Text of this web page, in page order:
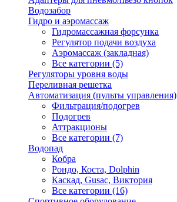
Водозабор
Гидро и аэромассаж
Гидромассажная форсунка
Регулятор подачи воздуха
Аэромассаж (закладная)
Все категории (5)
Регуляторы уровня воды
Переливная решетка
Автоматизация (пульты управления)
Фильтрация/подогрев
Подогрев
Аттракционы
Все категории (7)
Водопад
Кобра
Рондо, Коста, Dolphin
Каскад, Gusac, Виктория
Все категории (16)